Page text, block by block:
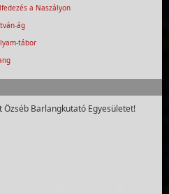
a Naszályon
ág
tábor
Özséb Barlangkutató Egyesületet!